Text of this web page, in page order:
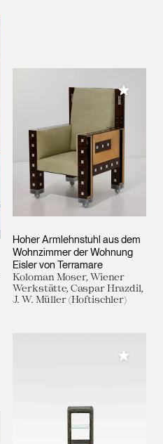
Sammlung hinzufügen
Hoher Armlehnstuhl aus dem
Wohnzimmer der Wohnung
Eisler von Terramare
Koloman Moser, Wiener
Werkstätte, Caspar Hrazdil,
J. W. Müller (Hoftischler)
Meiner
Sammlung hinzufügen
Meiner